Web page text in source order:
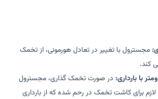
مجسترول با تغییر در تعادل هورمونی، از تخمک
کند.
با بارداری: در صورت تخمک گذاری، مجسترول
لازم برای کاشت تخمک در رحم شده که از بارداری